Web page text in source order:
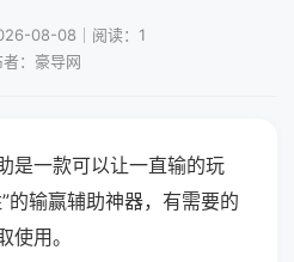
08-08｜阅读：1
者：豪导网
是一款可以让一直输的玩
的输赢辅助神器，有需要的
使用。